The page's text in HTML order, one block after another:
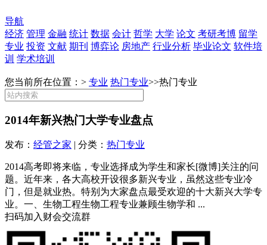
导航
经济 管理 金融 统计 数据 会计 哲学 大学 论文 考研考博 留学
专业 投资 文献 期刊 博弈论 房地产 行业分析 毕业论文 软件培
训 学术培训
您当前所在位置：> 专业 热门专业>>热门专业
2014年新兴热门大学专业盘点
发布： 经管之家 | 分类： 热门专业
2014高考即将来临，专业选择成为学生和家长[微博]关注的问
题。近年来，各大高校开设很多新兴专业，虽然这些专业冷
门，但是就业热。特别为大家盘点最受欢迎的十大新兴大学专
业。一、生物工程生物工程专业兼顾生物学和 ...
扫码加入财会交流群